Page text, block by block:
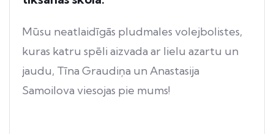
Mūsu neatlaidīgās pludmales volejbolistes,
kuras katru spēli aizvada ar lielu azartu un
jaudu, Tīna Graudiņa un Anastasija
Samoilova viesojas pie mums!